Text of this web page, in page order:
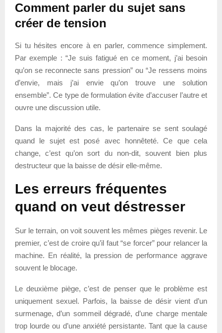
Comment parler du sujet sans
créer de tension
Si tu hésites encore à en parler, commence simplement.
Par exemple : “Je suis fatigué en ce moment, j’ai besoin
qu’on se reconnecte sans pression” ou “Je ressens moins
d’envie, mais j’ai envie qu’on trouve une solution
ensemble”. Ce type de formulation évite d’accuser l’autre et
ouvre une discussion utile.
Dans la majorité des cas, le partenaire se sent soulagé
quand le sujet est posé avec honnêteté. Ce que cela
change, c’est qu’on sort du non-dit, souvent bien plus
destructeur que la baisse de désir elle-même.
Les erreurs fréquentes
quand on veut déstresser
Sur le terrain, on voit souvent les mêmes pièges revenir. Le
premier, c’est de croire qu’il faut “se forcer” pour relancer la
machine. En réalité, la pression de performance aggrave
souvent le blocage.
Le deuxième piège, c’est de penser que le problème est
uniquement sexuel. Parfois, la baisse de désir vient d’un
surmenage, d’un sommeil dégradé, d’une charge mentale
trop lourde ou d’une anxiété persistante. Tant que la cause